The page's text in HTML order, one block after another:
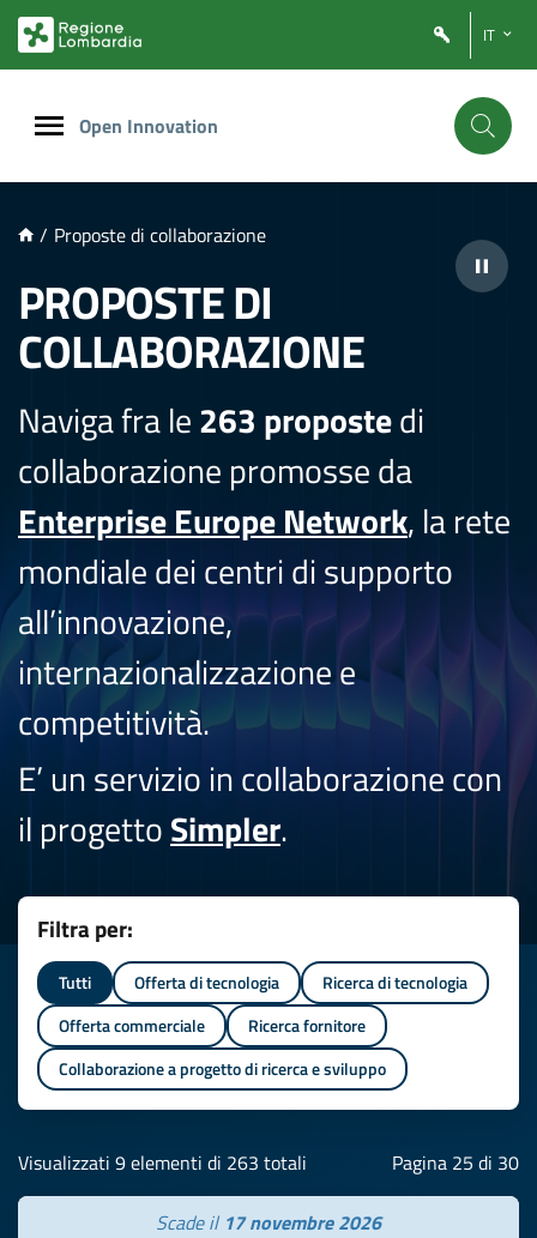
PRINCIPALE
IT
Open Innovation
/ Proposte di collaborazione
PROPOSTE DI
COLLABORAZIONE
Naviga fra le263 propostedi
collaborazione promosse da
Enterprise Europe Network, la rete
mondiale dei centri di supporto
all’innovazione,
internazionalizzazione e
competitività.
E’ un servizio in collaborazione con
il progettoSimpler.
Filtra per:
Tutti Offerta di tecnologia
Ricerca di tecnologia
Offerta commerciale
Ricerca fornitore
Collaborazione a progetto di ricerca e sviluppo
Visualizzati 9 elementi di 263 totali Pagina 25 di 30
Scade il 17 novembre 2026